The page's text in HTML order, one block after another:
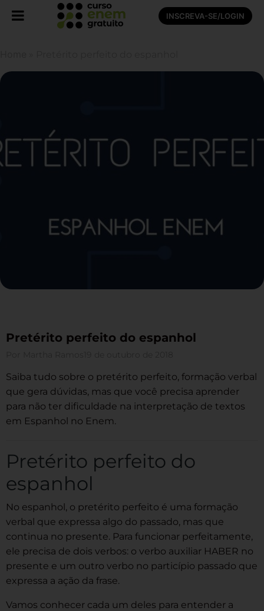
INSCREVA-SE/LOGIN
Pretérito perfeito do espanhol
Saiba tudo sobre o pretérito perfeito, formação verbal
que gera dúvidas, mas que você precisa aprender
para não ter dificuldade na interpretação de textos
em Espanhol no Enem.
Pretérito perfeito do
espanhol
No espanhol, o pretérito perfeito é uma formação
verbal que expressa algo do passado, mas que
continua no presente. Para funcionar perfeitamente,
ele precisa de dois verbos: o verbo auxiliar HABER no
presente e um outro verbo no particípio passado que
expressa a ação da frase.
Vamos conhecer cada um deles para entender a